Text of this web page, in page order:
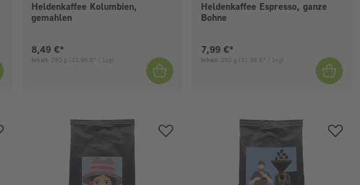
Heldenkaffee Kolumbien,
gemahlen
Aktueller Preis:
8,49 €*
Inhalt: 250 g (33,96 €* / 1kg)
Heldenkaffee Espresso, ganze
Bohne
Aktueller Preis:
7,99 €*
Inhalt: 250 g (31,96 €* / 1kg)